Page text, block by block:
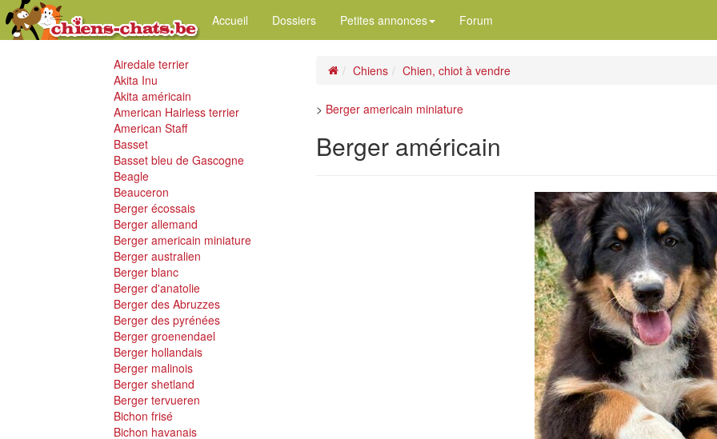
Accueil Dossiers Petites annonces Forum
Airedale terrier
Akita Inu
Akita américain
American Hairless terrier
American Staff
Basset
Basset bleu de Gascogne
Beagle
Beauceron
Berger écossais
Berger allemand
Berger americain miniature
Berger australien
Berger blanc
Berger d'anatolie
Berger des Abruzzes
Berger des pyrénées
Berger groenendael
Berger hollandais
Berger malinois
Berger shetland
Berger tervueren
Bichon frisé
Bichon havanais
Chiens Chien, chiot à vendre
> Berger americain miniature
Berger américain